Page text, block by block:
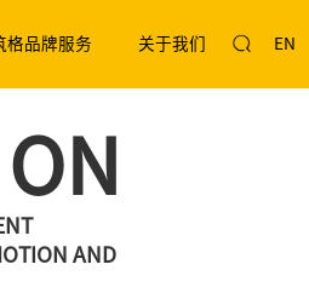
EN
格品牌服务 关于我们
AND